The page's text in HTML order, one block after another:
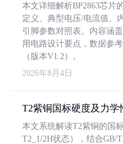
本文详细解析BP2863芯片
定义、典型电压/电流值、
引脚参数对照表。内容涵
用电路设计要点，数据参
（版本V1.2）。
2026年8月4日
T2紫铜国标硬度及力学
本文系统解读T2紫铜的国
T2_1/2H状态），结合GB/